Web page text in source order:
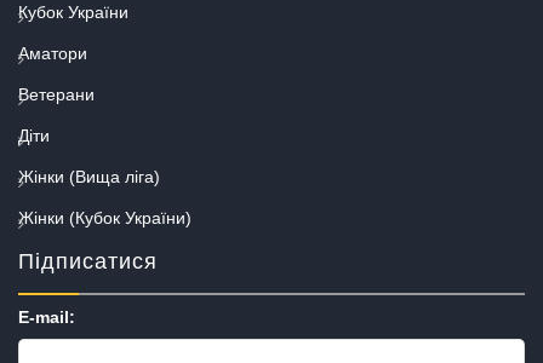
Кубок України
Аматори
Ветерани
Діти
Жінки (Вища ліга)
Жінки (Кубок України)
Підписатися
E-mail: